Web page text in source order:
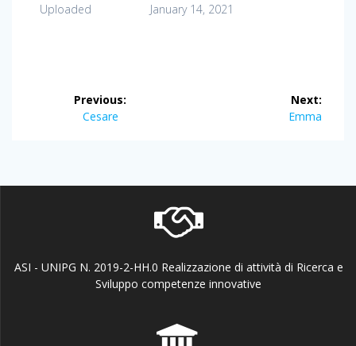
Uploaded
January 14, 2021
navigation
Previous:
Previous
Cesare
Next:
Next
Emma
ASI - UNIPG N. 2019-2-HH.0 Realizzazione di attività di Ricerca e
Sviluppo competenze innovative